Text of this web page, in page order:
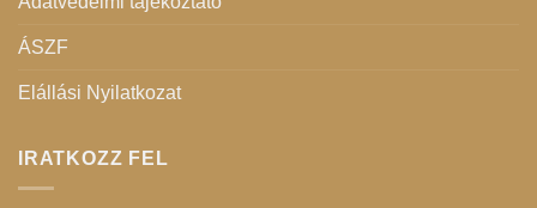
ÁSZF
Elállási Nyilatkozat
IRATKOZZ FEL